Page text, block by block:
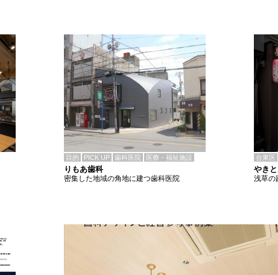
目的 PICK UP 歯科医院 医療・福祉施設
りもあ歯科
密集した地域の角地に建つ歯科医院
台東区
やき
浅草の